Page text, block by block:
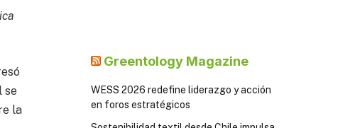
se
la
Greentology Magazine
WESS 2026 redefine liderazgo y acción
en foros estratégicos